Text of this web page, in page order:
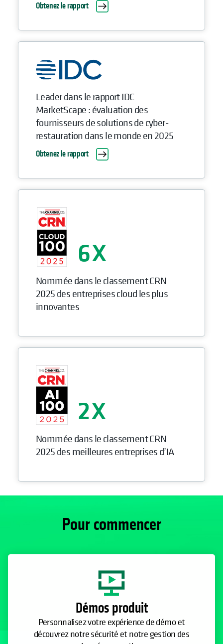
Obtenez le rapport
Leader dans le rapport IDC
MarketScape : évaluation des
fournisseurs de solutions de cyber-
restauration dans le monde en 2025
Obtenez le rapport
6
Nommée dans le classement CRN
2025 des entreprises cloud les plus
innovantes
2
Nommée dans le classement CRN
2025 des meilleures entreprises d’IA
Pour commencer
Démos produit
Personnalisez votre expérience de démo et
découvrez notre sécurité et notre gestion des